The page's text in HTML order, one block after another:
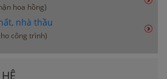
hoa hồng)
nhà thầu
công trình)